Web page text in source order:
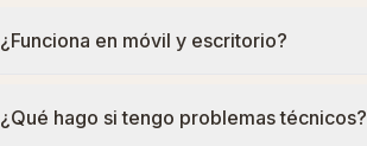
¿Funciona en móvil y escritorio?
¿Qué hago si tengo problemas técnicos?